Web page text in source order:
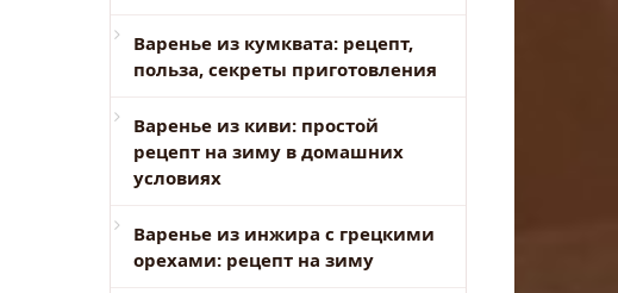
Варенье из кумквата: рецепт,
польза, секреты приготовления
Варенье из киви: простой
рецепт на зиму в домашних
условиях
Варенье из инжира с грецкими
орехами: рецепт на зиму